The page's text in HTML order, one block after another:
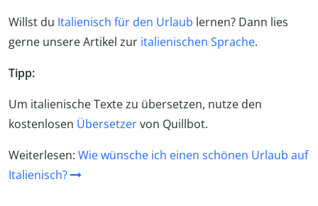
Willst du Italienisch für den Urlaub lernen? Dann lies
gerne unsere Artikel zur italienischen Sprache.
Tipp:
Um italienische Texte zu übersetzen, nutze den
kostenlosen Übersetzervon Quillbot.
Weiterlesen: Wie wünsche ich einen schönen Urlaub auf
Italienisch?